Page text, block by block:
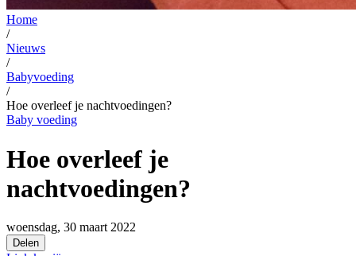
Home
/
Nieuws
/
Babyvoeding
/
Hoe overleef je nachtvoedingen?
Baby voeding
Hoe overleef je
nachtvoedingen?
woensdag, 30 maart 2022
Delen